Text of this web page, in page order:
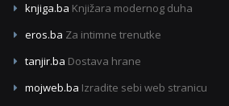
knjiga.ba Knjižara modernog duha
eros.ba Za intimne trenutke
tanjir.ba Dostava hrane
mojweb.ba Izradite sebi web stranicu